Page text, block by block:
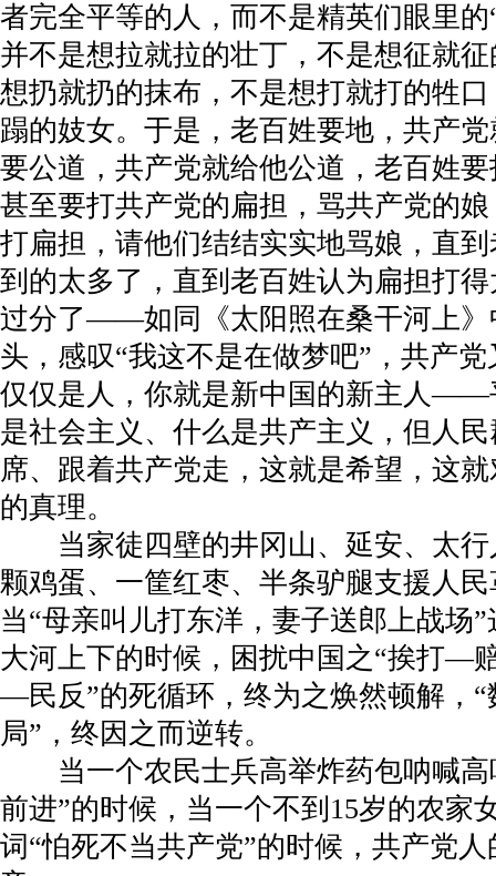
者完全平等的人，而不是精英们眼里
并不是想拉就拉的壮丁，不是想征就
想扔就扔的抹布，不是想打就打的牲
蹋的妓女。于是，老百姓要地，共产
要公道，共产党就给他公道，老百姓
甚至要打共产党的扁担，骂共产党的
打扁担，请他们结结实实地骂娘，直
到的太多了，直到老百姓认为扁担打
过分了——如同《太阳照在桑干河上》
头，感叹“我这不是在做梦吧”，共产
仅仅是人，你就是新中国的新主人——
是社会主义、什么是共产主义，但人
席、跟着共产党走，这就是希望，这
的真理。
当家徒四壁的井冈山、延安、太行
颗鸡蛋、一筐红枣、半条驴腿支援人
当“母亲叫儿打东洋，妻子送郎上战场
大河上下的时候，困扰中国之“挨打
—民反”的死循环，终为之焕然顿解，“
局”，终因之而逆转。
当一个农民士兵高举炸药包呐喊高
前进”的时候，当一个不到 15岁的农家
词“怕死不当共产党”的时候，共产党